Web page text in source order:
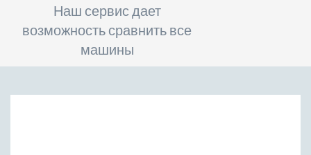
Наш сервис дает
возможность сравнить все
машины